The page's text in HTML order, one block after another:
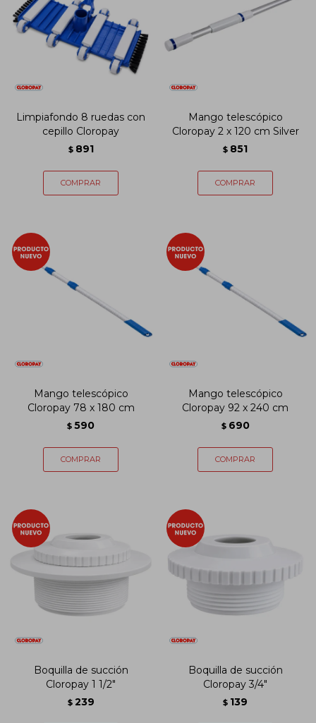
Limpiafondo 8 ruedas con
cepillo Cloropay
$ 891
Mango telescópico
Cloropay 2 x 120 cm Silver
$ 851
Mango telescópico
Cloropay 78 x 180 cm
$ 590
Mango telescópico
Cloropay 92 x 240 cm
$ 690
Boquilla de succión
Cloropay 1 1/2"
$ 239
Boquilla de succión
Cloropay 3/4"
$ 139